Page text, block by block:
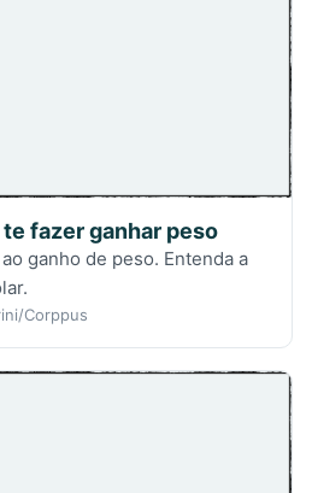
fazer ganhar peso
ganho de peso. Entenda a
Corppus